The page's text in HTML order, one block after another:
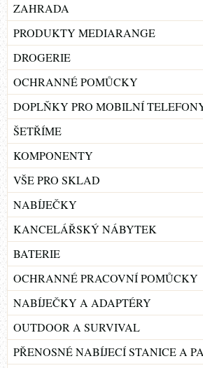
ZAHRADA
PRODUKTY MEDIARANGE
DROGERIE
OCHRANNÉ POMŮCKY
DOPLŇKY PRO MOBILNÍ
ŠETŘÍME
KOMPONENTY
VŠE PRO SKLAD
NABÍJEČKY
KANCELÁŘSKÝ NÁBYTEK
BATERIE
OCHRANNÉ PRACOVNÍ POMŮCKY
NABÍJEČKY A ADAPTÉRY
OUTDOOR A SURVIVAL
PŘENOSNÉ NABÍJECÍ STANICE A